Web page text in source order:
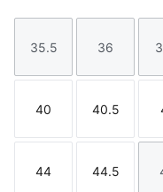
Maat
35.5
Maat
36
Maat
40
Maat
40.5
Maat
44
Maat
44.5